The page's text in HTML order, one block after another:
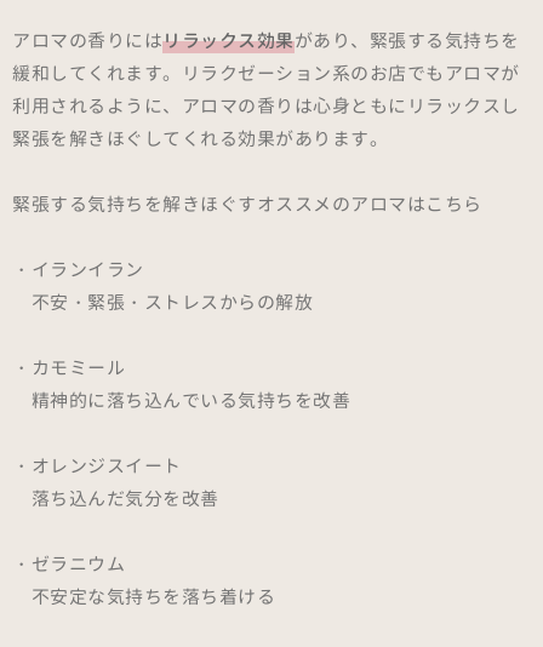
アロマの香りにはリラックス効果があり、緊張する気持ちを
緩和してくれます。リラクゼーション系のお店でもアロマが
利用されるように、アロマの香りは心身ともにリラックスし
緊張を解きほぐしてくれる効果があります。
緊張する気持ちを解きほぐすオススメのアロマはこちら
・イランイラン
不安・緊張・ストレスからの解放
・カモミール
精神的に落ち込んでいる気持ちを改善
・オレンジスイート
落ち込んだ気分を改善
・ゼラニウム
不安定な気持ちを落ち着ける